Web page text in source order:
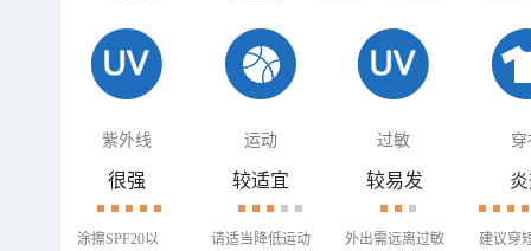
紫外线 运动 过敏 穿
很强
涂擦SPF20以
较适宜
请适当降低运动
较易发
外出需远离过敏
建议穿